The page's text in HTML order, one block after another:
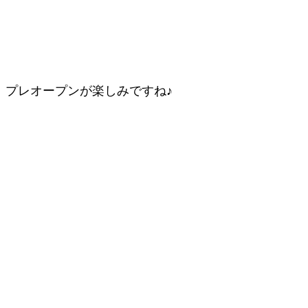
プレオープンが楽しみですね♪